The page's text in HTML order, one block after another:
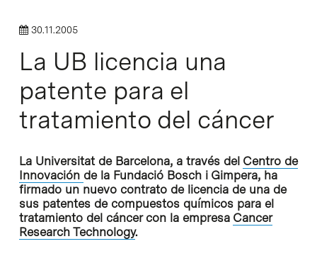
30.11.2005
La UB licencia una
patente para el
tratamiento del cáncer
La Universitat de Barcelona, a través del Centro de
Innovación de la Fundació Bosch i Gimpera, ha
firmado un nuevo contrato de licencia de una de
sus patentes de compuestos químicos para el
tratamiento del cáncer con la empresa Cancer
Research Technology.